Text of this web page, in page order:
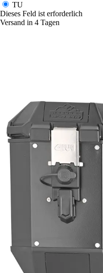
TU
Dieses Feld ist erforderlich
Versand in 4 Tagen